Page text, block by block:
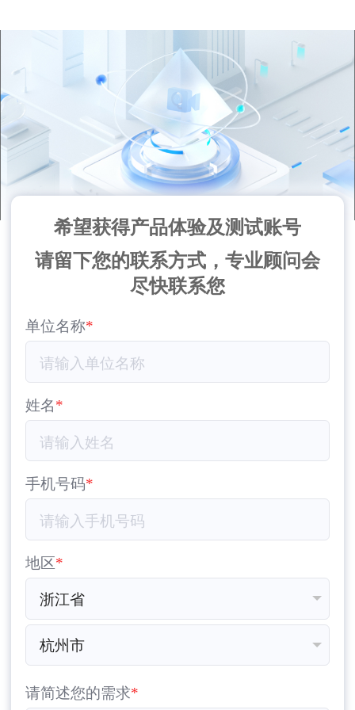
希望获得产品体验及测试账号
请留下您的联系方式，专业顾问会
尽快联系您
单位名称
姓名
手机号码
地区
请简述您的需求